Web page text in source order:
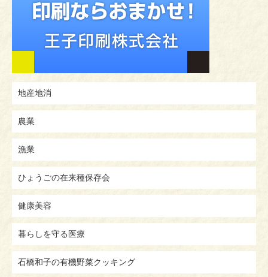
地産地消
農業
漁業
ひょうごの在来種保存会
健康美容
暮らしを守る医療
石橋和子の有機野菜クッキング